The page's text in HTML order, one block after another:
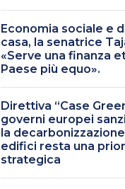
Economia sociale e
casa, la senatrice
«Serve una finanza
Paese più equo».
Direttiva “Case
governi europei
la
edifici resta una
strategica